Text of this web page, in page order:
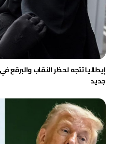
إيطاليا تتجه لحظر النقاب والبرقع
جديد